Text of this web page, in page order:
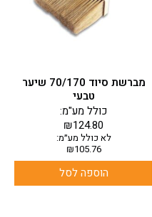
מברשת סיוד 70/170 שיער
טבעי
₪124.80
כולל מע"מ:
לא כולל מע״מ:
₪105.76
הוספה לסל